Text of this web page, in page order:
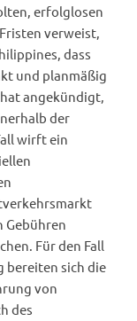
erfolglosen
verweist,
dass
und planmäßig
angekündigt,
der
wirft ein
Gebühren
Für den Fall
bereiten sich die
von
des